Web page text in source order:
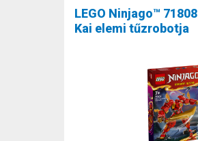
LEGO Ninjago™ 71808
Kai elemi tűzrobotja